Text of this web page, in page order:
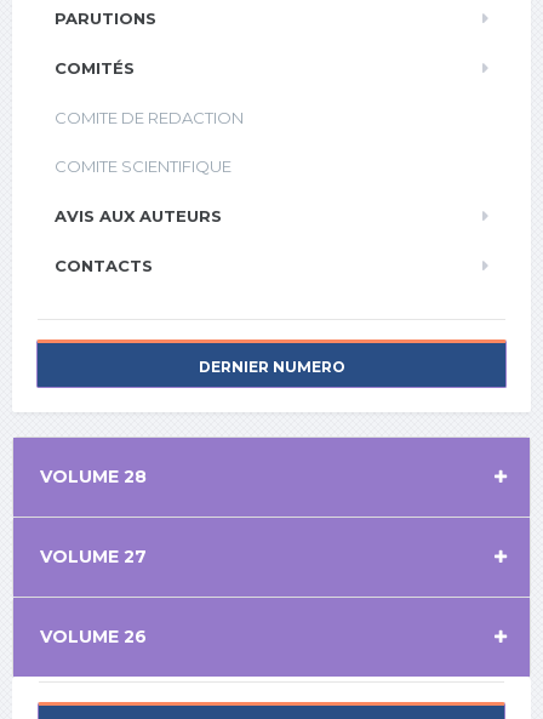
PARUTIONS
COMITÉS
COMITE DE REDACTION
COMITE SCIENTIFIQUE
AVIS AUX AUTEURS
CONTACTS
DERNIER NUMERO
VOLUME 28
VOLUME 27
VOLUME 26